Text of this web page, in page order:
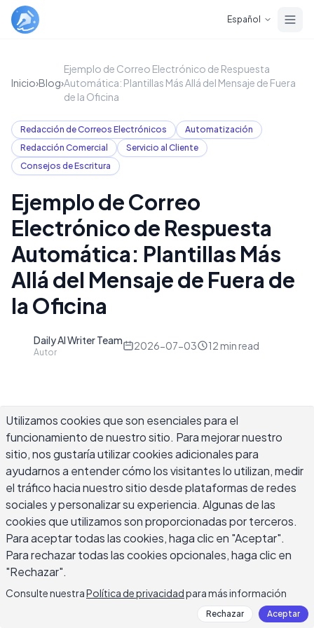
Español
Inicio›Blog›
Ejemplo de Correo Electrónico de Respuesta
Automática: Plantillas Más Allá del Mensaje de Fuera
de la Oficina
Redacción de Correos Electrónicos
Automatización
Redacción Comercial
Servicio al Cliente
Consejos de Escritura
Ejemplo de Correo
Electrónico de Respuesta
Automática: Plantillas Más
Allá del Mensaje de Fuera de
la Oficina
Daily AI Writer Team
Autor
2026-07-03 12 min read
La mayoría de las personas buscan un ejemplo de
correo de respuesta automática esperando otra
plantilla de mensaje de vacaciones, pero las
respuestas automáticas cubren mucho más
terreno que simplemente alguien ausente de su
escritorio. Una bandeja de soporte necesita una
en el momento en que llega un ticket. Un equipo
de contratación necesita una en el segundo en
que llega una solicitud. Las confirmaciones de
pedidos, los reconocimientos de solicitudes, los
avisos de retrasos y las bandejas de entrada del
Utilizamos cookies que son esenciales para el
funcionamiento de nuestro sitio. Para mejorar nuestro
sitio, nos gustaría utilizar cookies adicionales para
ayudarnos a entender cómo los visitantes lo utilizan, medir
el tráfico hacia nuestro sitio desde plataformas de redes
sociales y personalizar su experiencia. Algunas de las
cookies que utilizamos son proporcionadas por terceros.
Para aceptar todas las cookies, haga clic en "Aceptar".
Para rechazar todas las cookies opcionales, haga clic en
"Rechazar".
Consulte nuestraPolítica de privacidadpara más información
Rechazar Aceptar